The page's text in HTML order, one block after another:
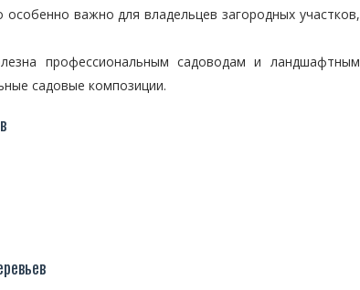
важно для владельцев загородных участков,
профессиональным садоводам и ландшафтным
садовые композиции.